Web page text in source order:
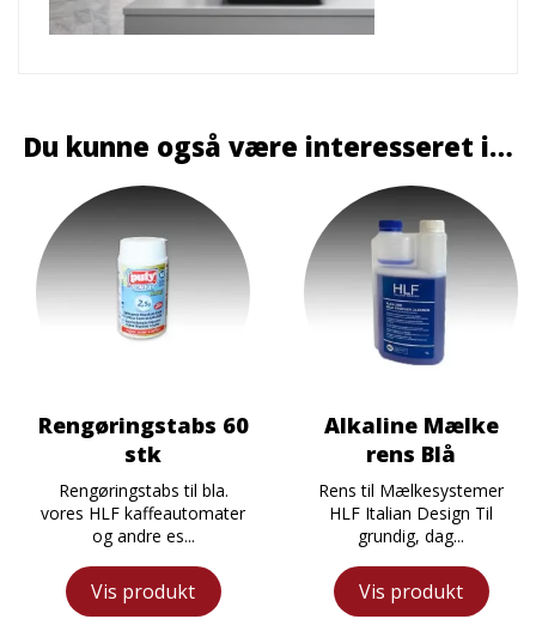
Du kunne også være interesseret i…
Rengøringstabs 60
stk
Rengøringstabs til bla.
vores HLF kaffeautomater
og andre es...
Vis produkt
Alkaline Mælke
rens Blå
Rens til Mælkesystemer
HLF Italian Design Til
grundig, dag...
Vis produkt